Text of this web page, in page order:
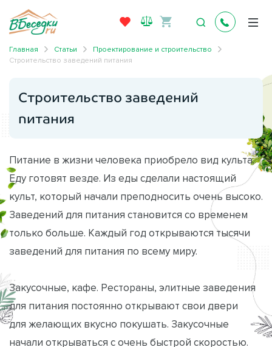
Главная Статьи
Проектирование и строительство
Строительство заведений питания
Строительство заведений
питания
Питание в жизни человека приобрело вид культа.
Еду готовят везде. Из еды сделали настоящий
культ, который начали преподносить очень высоко.
Заведений для питания становится со временем
только больше. Каждый год открываются тысячи
заведений для питания по всему миру.
Закусочные, кафе. Рестораны, элитные заведения
для питания постоянно открывают свои двери
для желающих вкусно покушать. Закусочные
начали открываться с очень быстрой скоростью.